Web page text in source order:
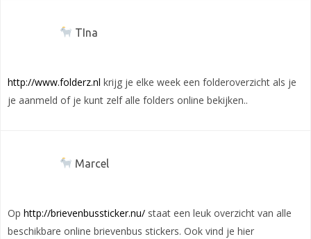
TIna
http://www.folderz.nl krijg je elke week een folderoverzicht als je
je aanmeld of je kunt zelf alle folders online bekijken..
Marcel
Op http://brievenbussticker.nu/ staat een leuk overzicht van alle
beschikbare online brievenbus stickers. Ook vind je hier